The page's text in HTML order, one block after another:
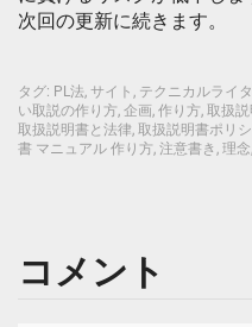
次回の更新に続きます。
タグ: PL法, サイト , テクニカルライ
い取説の作り方, 企画, 作り方, 取扱
取扱説明書と法律, 取扱説明書ポリ
書 マニュアル 作り方, 注意書き , 理念
コメント